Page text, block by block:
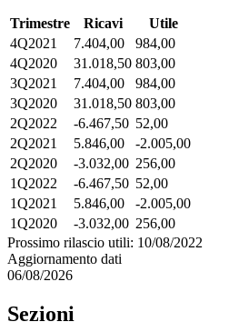
Trimestre Ricavi
Utile
4Q2021
7.404,00
984,00
4Q2020
31.018,50 803,00
3Q2021
7.404,00
984,00
3Q2020
31.018,50 803,00
2Q2022
-6.467,50 52,00
2Q2021
5.846,00
-2.005,00
2Q2020
-3.032,00 256,00
1Q2022
-6.467,50 52,00
1Q2021
5.846,00
-2.005,00
1Q2020
-3.032,00 256,00
Prossimo rilascio utili: 10/08/2022
Aggiornamento dati
06/08/2026
Sezioni